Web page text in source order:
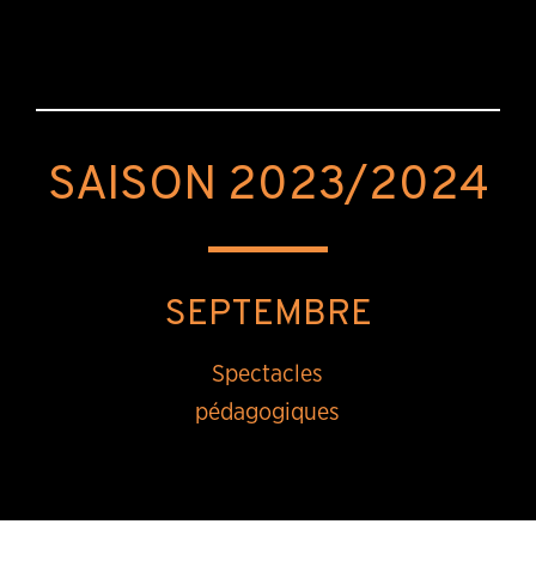
SAISON 2023/2024
SEPTEMBRE
Spectacles
pédagogiques